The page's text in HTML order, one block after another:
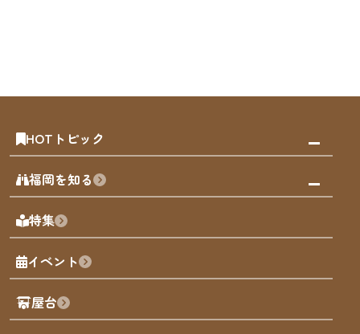
HOTトピック
みんなの旅行記
天神エリア
博多旧市街
福岡城
歴史・文化
福岡を知る
福岡の見どころ
福岡の魅力
観光カレンダー
観光PR動画
まち歩き
特集
イベント
屋台